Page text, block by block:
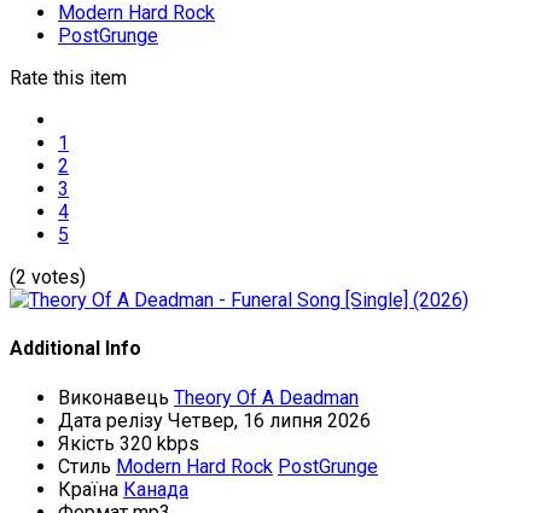
Modern Hard Rock
PostGrunge
Rate this item
1
2
3
4
5
(2 votes)
Additional Info
Виконавець Theory Of A Deadman
Дата релізу Четвер, 16 липня 2026
Якість 320 kbps
Стиль Modern Hard Rock PostGrunge
Країна Канада